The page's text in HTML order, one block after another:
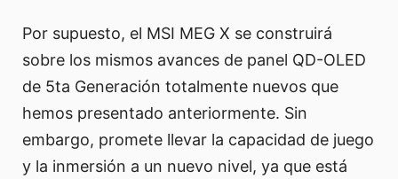
Por supuesto, el MSI MEG X se construirá
sobre los mismos avances de panel QD-OLED
de 5ta Generación totalmente nuevos que
hemos presentado anteriormente. Sin
embargo, promete llevar la capacidad de juego
y la inmersión a un nuevo nivel, ya que está